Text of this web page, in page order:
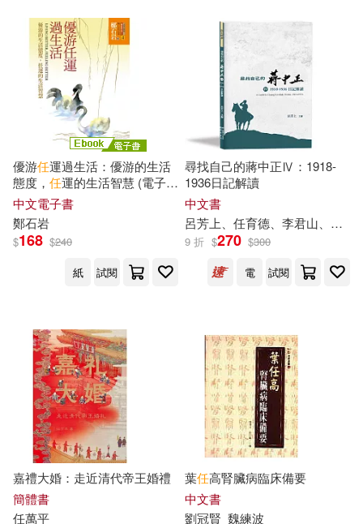
唐小平（主編）(18)
單霽翔(18) 廣嶋玲子(18)
方任利莎(18) 李宏偉(18)
毛紅艷(18)
海天電商金融研究中心(18)
葉祖宏(18)
藤子．F．不二雄(18)
高士其(18)
（英）威廉·莎士比亞(18)
KADOKAWA(125)
北京航空航天大學出版社(125)
東北師範大學出版社(125)
華夏出版社(125) 高寶(125)
上海三聯書店(124)
中國醫藥科技出版社(122)
教育科學出版社(122)
麥浩斯(122)
江蘇美術出版社(121)
碁峰(120) 秀威資訊(120)
優游任運過生活：優游的生活
態度， 任運的生活智慧 (電子
書)
中文電子書
鄭石岩
$168 $240
紙
試閱
尋找自己的蔣中正Ⅳ：1918-
1936日記解讀
中文書
呂芳上、 任育德、李君山、王良卿、劉維開
9 折 $270 $300
電
試閱
嘉禮大婚：走近清代帝王婚禮
簡體書
任萬平
葉任高腎臟病臨床備要
中文書
劉冠賢 魏練波